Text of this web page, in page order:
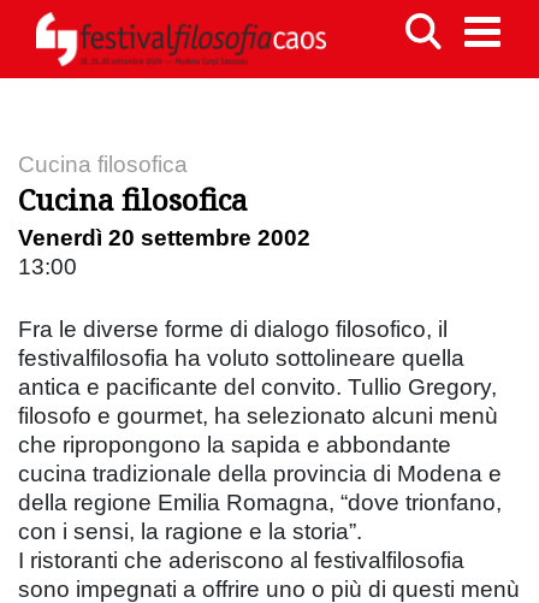
Cucina filosofica
Cucina filosofica
Venerdì 20 settembre 2002
13:00
Fra le diverse forme di dialogo filosofico, il
festivalfilosofia ha voluto sottolineare quella
antica e pacificante del convito. Tullio Gregory,
filosofo e gourmet, ha selezionato alcuni menù
che ripropongono la sapida e abbondante
cucina tradizionale della provincia di Modena e
della regione Emilia Romagna, “dove trionfano,
con i sensi, la ragione e la storia”.
I ristoranti che aderiscono al festivalfilosofia
sono impegnati a offrire uno o più di questi menù